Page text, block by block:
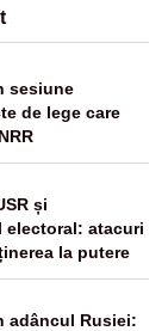
sesiune
de lege care
și
atacuri
la putere
adâncul Rusiei: